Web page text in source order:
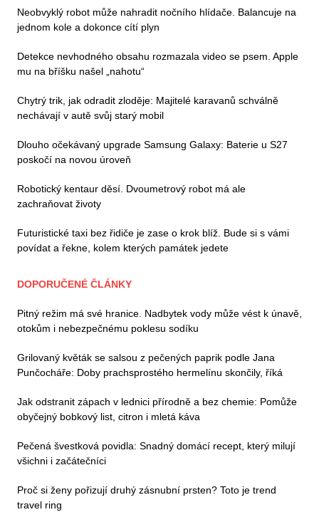
Neobvyklý robot může nahradit nočního hlídače. Balancuje na
jednom kole a dokonce cítí plyn
Detekce nevhodného obsahu rozmazala video se psem. Apple
mu na bříšku našel „nahotu“
Chytrý trik, jak odradit zloděje: Majitelé karavanů schválně
nechávají v autě svůj starý mobil
Dlouho očekávaný upgrade Samsung Galaxy: Baterie u S27
poskočí na novou úroveň
Robotický kentaur děsí. Dvoumetrový robot má ale
zachraňovat životy
Futuristické taxi bez řidiče je zase o krok blíž. Bude si s vámi
povídat a řekne, kolem kterých památek jedete
DOPORUČENÉ ČLÁNKY
Pitný režim má své hranice. Nadbytek vody může vést k únavě,
otokům i nebezpečnému poklesu sodíku
Grilovaný květák se salsou z pečených paprik podle Jana
Punčocháře: Doby prachsprostého hermelínu skončily, říká
Jak odstranit zápach v lednici přírodně a bez chemie: Pomůže
obyčejný bobkový list, citron i mletá káva
Pečená švestková povidla: Snadný domácí recept, který milují
všichni i začátečníci
Proč si ženy pořizují druhý zásnubní prsten? Toto je trend
travel ring